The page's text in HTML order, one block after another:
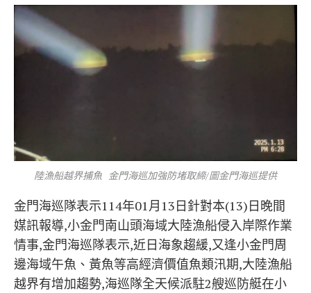
陸漁船越界捕魚 金門海巡加強防堵取締/圖金門海巡提供
金門海巡隊表示114年01月13日針對本(13)日晚間
媒訊報導,小金門南山頭海域大陸漁船侵入岸際作業
情事,金門海巡隊表示,近日海象趨緩,又逢小金門周
邊海域午魚、黃魚等高經濟價值魚類汛期,大陸漁船
越界有增加趨勢,海巡隊全天候派駐2艘巡防艇在小